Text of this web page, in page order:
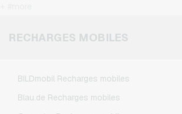
Minecraft Credits jeux video
RECHARGES MOBILES
BILDmobil Recharges mobiles
Blau.de Recharges mobiles